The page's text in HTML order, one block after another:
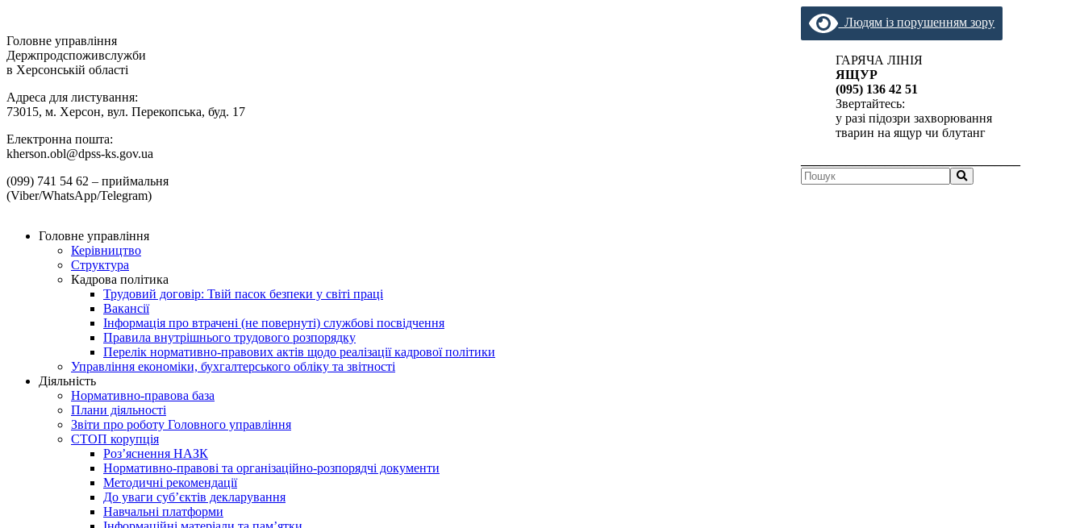
Людям із порушенням зору
Головне управління
Держпродспоживслужби
в Херсонській області
Адреса для листування:
73015, м. Херсон, вул. Перекопська, буд. 17
Електронна пошта:
kherson.obl@dpss-ks.gov.ua
(099) 741 54 62 – приймальня
(Viber/WhatsApp/Telegram)
ГАРЯЧА ЛІНІЯ
ЯЩУР
(095) 136 42 51
Звертайтесь:
у разі підозри захворювання
тварин на ящур чи блутанг
Головне управління
Керівництво
Структура
Кадрова політика
Трудовий договір: Твій пасок безпеки у світі праці
Вакансії
Інформація про втрачені (не повернуті) службові посвідчення
Правила внутрішнього трудового розпорядку
Перелік нормативно-правових актів щодо реалізації кадрової політики
Управління економіки, бухгалтерського обліку та звітності
Діяльність
Нормативно-правова база
Плани діяльності
Звіти про роботу Головного управління
СТОП корупція
Роз’яснення НАЗК
Нормативно-правові та організаційно-розпорядчі документи
Методичні рекомендації
До уваги суб’єктів декларування
Навчальні платформи